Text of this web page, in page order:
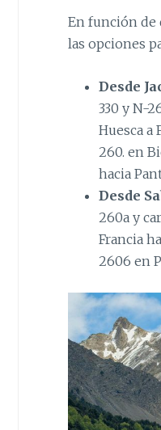
En función de
las opciones
Desde
330 y N-
Huesca a
260. en
hacia
Desde
260a y
Francia
2606 en